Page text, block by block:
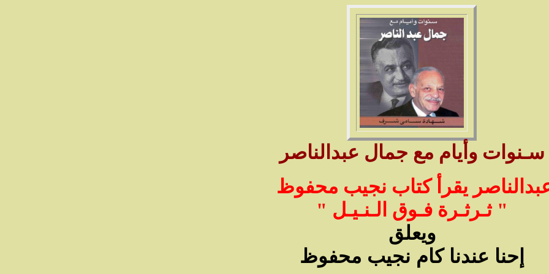
سـنوات وأيام مع جمال عبدالناصر
يقرأ كتاب نجيب محفوظ
" ثـرثـرة فـوق الـنـيـل "
ويعلق
إحنا عندنا كام نجيب محفوظ